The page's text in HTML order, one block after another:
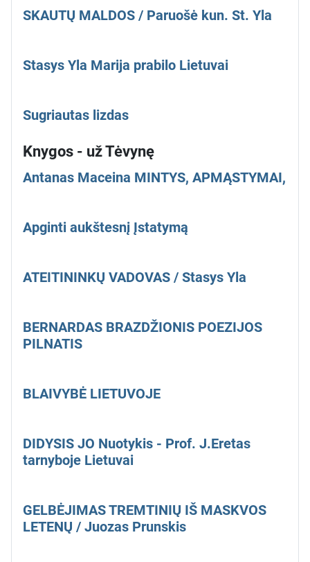
SKAUTŲ MALDOS / Paruošė kun. St. Yla
Stasys Yla Marija prabilo Lietuvai
Sugriautas lizdas
Knygos - už Tėvynę
Antanas Maceina MINTYS, APMĄSTYMAI,
Apginti aukštesnį Įstatymą
ATEITININKŲ VADOVAS / Stasys Yla
BERNARDAS BRAZDŽIONIS POEZIJOS
PILNATIS
BLAIVYBĖ LIETUVOJE
DIDYSIS JO Nuotykis - Prof. J.Eretas
tarnyboje Lietuvai
GELBĖJIMAS TREMTINIŲ IŠ MASKVOS
LETENŲ / Juozas Prunskis